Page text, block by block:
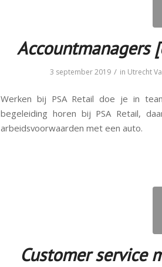
Accountmanagers
3 september 2019 / in Utrecht
Werken bij PSA Retail doe je in
begeleiding horen bij PSA Retail,
arbeidsvoorwaarden met een auto.
Customer service